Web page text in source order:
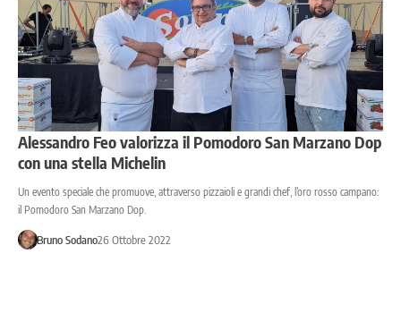
Alessandro Feo valorizza il Pomodoro San Marzano Dop
con una stella Michelin
Un evento speciale che promuove, attraverso pizzaioli e grandi chef, l’oro rosso campano:
il Pomodoro San Marzano Dop.
Bruno Sodano26 Ottobre 2022